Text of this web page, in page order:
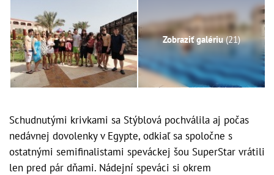
Zobraziť galériu(21)
Schudnutými krivkami sa Stýblová pochválila aj počas
nedávnej dovolenky v Egypte, odkiaľ sa spoločne s
ostatnými semifinalistami speváckej šou SuperStar vrátili
len pred pár dňami. Nádejní speváci si okrem